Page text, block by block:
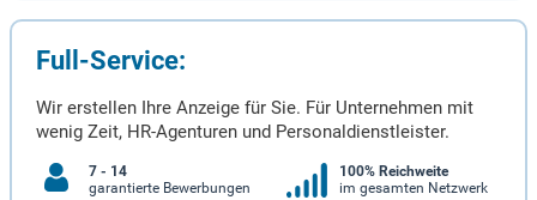
Full-Service:
Wir erstellen Ihre Anzeige für Sie. Für Unternehmen mit
wenig Zeit, HR-Agenturen und Personaldienstleister.
7 - 14
garantierte Bewerbungen
100% Reichweite
im gesamten Netzwerk